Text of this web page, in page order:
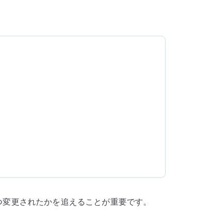
更されたかを追えることが重要です。